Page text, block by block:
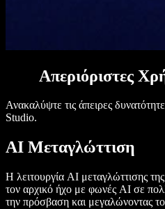
Απεριόριστες
Ανακαλύψτε τις άπειρες
Studio.
AI Μεταγλώττιση
Η λειτουργία AI μεταγλώττισης
τον αρχικό ήχο με φωνές AI σε
την πρόσβαση και μεγαλώνοντας